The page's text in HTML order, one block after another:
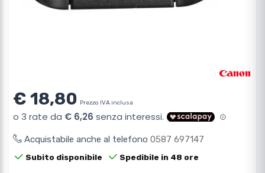
€ 18,80 Prezzo IVA inclusa
Acquistabile anche al telefono 0587 697147
Subito disponibile Spedibile in 48 ore